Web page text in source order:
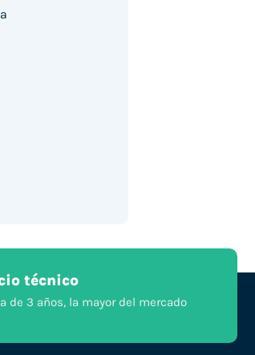
técnico
de 3 años, la mayor del mercado